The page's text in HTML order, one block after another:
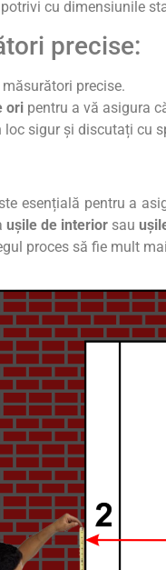
cu dimensiunile
precise:
precise.
ori pentru a vă asigura
loc sigur și discutați cu
esențială pentru a
ușile de interior sau
proces să fie mult